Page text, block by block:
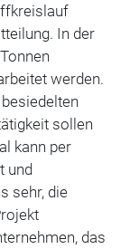
In der
werden.
sollen
kann per
und
sehr, die
das